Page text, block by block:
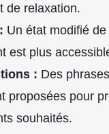
de relaxation.
Un état modifié
est plus
: Des
proposées pour
souhaités.